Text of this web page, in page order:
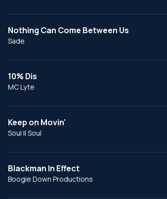
Nothing Can Come Between Us
Sade
10% Dis
MC Lyte
Keep on Movin'
Soul II Soul
Blackman In Effect
Boogie Down Productions